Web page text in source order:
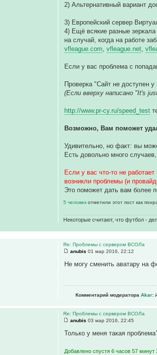
2) Альтернативный вариант
3) Европейский сервер
4) Ещё всякие разные
на случай, когда на работе
vfleague.com ,vfleague.net ,
Если у вас проблема с
Проверка "Сайт не доступен
(Если вверху написано "It's
http://www.pr-cy.ru/speed_test
Возможно, Вам поможет
Удивительно, но факт: вы
Есть довольно много
Если у вас что-то не
возникли проблемы (и
Это поможет дать вам более
5 человекотметили этот пост как
Некоторые считают, что футбол -
Re: Проблемы с сервером ВСОЛа
anubis 01 мар 2016, 22:12
Не могу сменить аватару на
Комментарий модератораAkar:
Re: Проблемы с сервером ВСОЛа
anubis 03 мар 2016, 22:45
Только у меня такая
Добавлено спустя 6 часов 57 минут